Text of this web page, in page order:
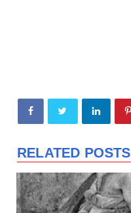
RELATED POSTS